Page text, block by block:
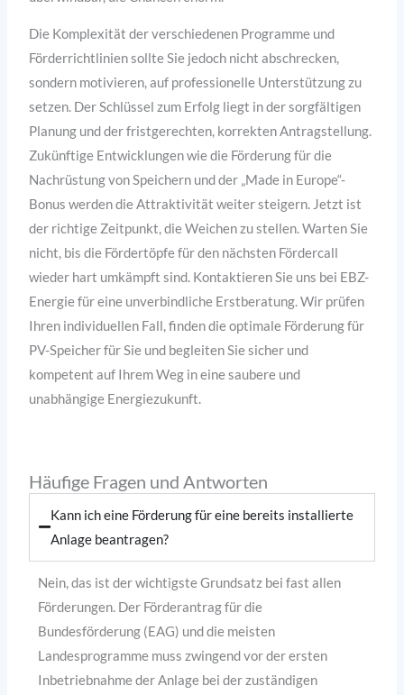
Die Komplexität der verschiedenen Programme und
Förderrichtlinien sollte Sie jedoch nicht abschrecken,
sondern motivieren, auf professionelle Unterstützung zu
setzen. Der Schlüssel zum Erfolg liegt in der sorgfältigen
Planung und der fristgerechten, korrekten Antragstellung.
Zukünftige Entwicklungen wie die Förderung für die
Nachrüstung von Speichern und der „Made in Europe“-
Bonus werden die Attraktivität weiter steigern. Jetzt ist
der richtige Zeitpunkt, die Weichen zu stellen. Warten Sie
nicht, bis die Fördertöpfe für den nächsten Fördercall
wieder hart umkämpft sind. Kontaktieren Sie uns bei EBZ-
Energie für eine unverbindliche Erstberatung. Wir prüfen
Ihren individuellen Fall, finden die optimale Förderung für
PV-Speicher für Sie und begleiten Sie sicher und
kompetent auf Ihrem Weg in eine saubere und
unabhängige Energiezukunft.
Häufige Fragen und Antworten
Kann ich eine Förderung für eine bereits installierte
Anlage beantragen?
Nein, das ist der wichtigste Grundsatz bei fast allen
Förderungen. Der Förderantrag für die
Bundesförderung (EAG) und die meisten
Landesprogramme muss zwingend vor der ersten
Inbetriebnahme der Anlage bei der zuständigen